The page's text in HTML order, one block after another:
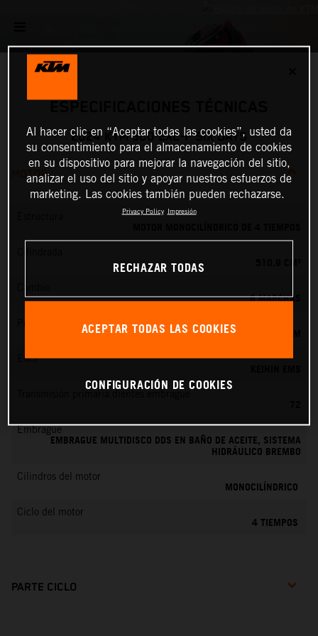
2024 KTM 500 EXC-F SIX DAYS
MOTOR
6 MARCHAS
Preparación de la mezcla
KEIHIN EFI, TOBERA DE 42 MM
EMS
Embrague
EMBRAGUE MULTIDISCO DDS EN BAÑO DE ACEITE, SISTEMA
HIDRÁULICO BREMBO
Cilindros del motor
MONOCILÍNDRICO
Ciclo del motor
4 TIEMPOS
PARTE CICLO
Al hacer clic en “Aceptar todas las cookies”, usted da
su consentimiento para el almacenamiento de cookies
en su dispositivo para mejorar la navegación del sitio,
analizar el uso del sitio y apoyar nuestros esfuerzos de
marketing. Las cookies también pueden rechazarse.
Privacy Policy Impresión
RECHAZAR TODAS
ACEPTAR TODAS LAS COOKIES
CONFIGURACIÓN DE COOKIES